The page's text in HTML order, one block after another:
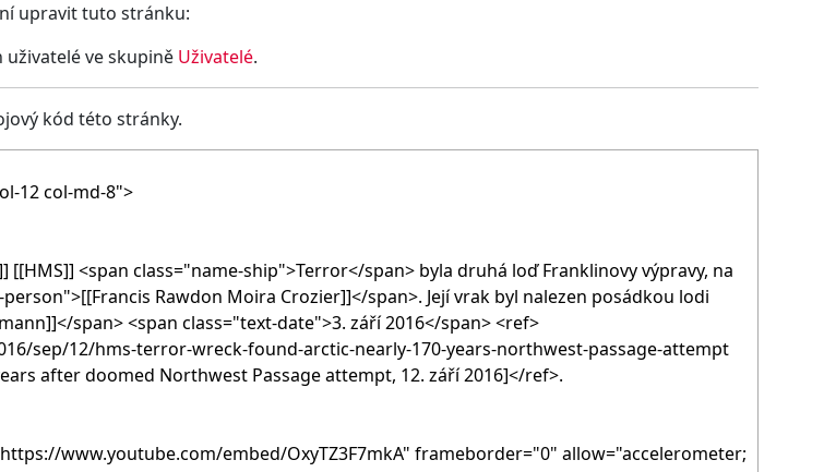
upravit tuto stránku:
ve skupině Uživatelé.
kód této stránky.